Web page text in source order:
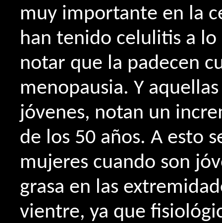
muy importante en la
han tenido celulitis a
notar que la padecen
menopausia. Y
jóvenes, notan un
de los 50 años. A esto
mujeres cuando son
grasa en las
vientre, ya que